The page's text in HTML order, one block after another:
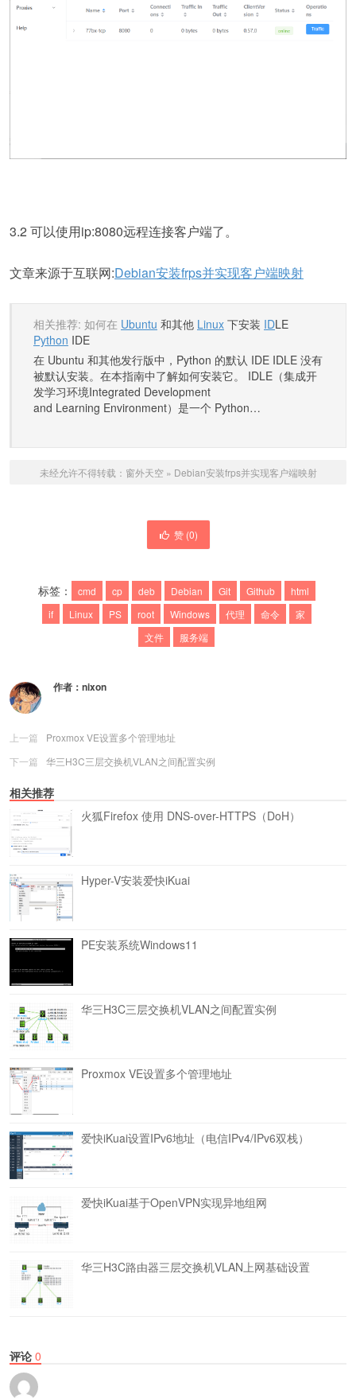
3.2 可以使用ip:8080远程连接客户端了。
文章来源于互联网:Debian安装frps并实现客户端映射
相关推荐: 如何在 Ubuntu 和其他 Linux 下安装 IDLE
Python IDE
在 Ubuntu 和其他发行版中，Python 的默认 IDE IDLE 没有
被默认安装。在本指南中了解如何安装它。 IDLE（集成开
发学习环境Integrated Development
and Learning Environment）是一个 Python…
未经允许不得转载： 窗外天空» Debian安装frps并实现客户端映射
赞 (0)
标签： cmd cp deb Debian Git Github
html
if
Linux PS root Windows 代理 命令
家
文件
服务端
作者： nixon
上一篇
Proxmox VE设置多个管理地址
下一篇
华三H3C三层交换机VLAN之间配置实例
相关推荐
火狐Firefox 使用 DNS-over-HTTPS（DoH）
Hyper-V安装爱快iKuai
PE安装系统Windows11
华三H3C三层交换机VLAN之间配置实例
Proxmox VE设置多个管理地址
爱快iKuai设置IPv6地址（电信IPv4/IPv6双栈）
爱快iKuai基于OpenVPN实现异地组网
华三H3C路由器三层交换机VLAN上网基础设置
评论 0